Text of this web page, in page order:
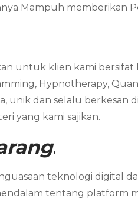
Mampuh memberikan
untuk klien kami
Hypnotherapy,
unik dan selalu berkesan
yang kami sajikan.
.
teknologi digital
tentang platform